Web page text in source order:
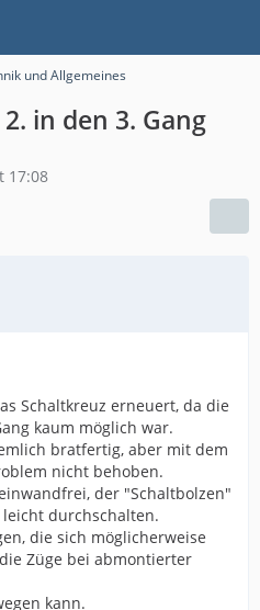
und Allgemeines
in den 3. Gang
17:08
Schaltkreuz erneuert, da die
kaum möglich war.
bratfertig, aber mit dem
nicht behoben.
der "Schaltbolzen"
durchschalten.
die sich möglicherweise
Züge bei abmontierter
kann.